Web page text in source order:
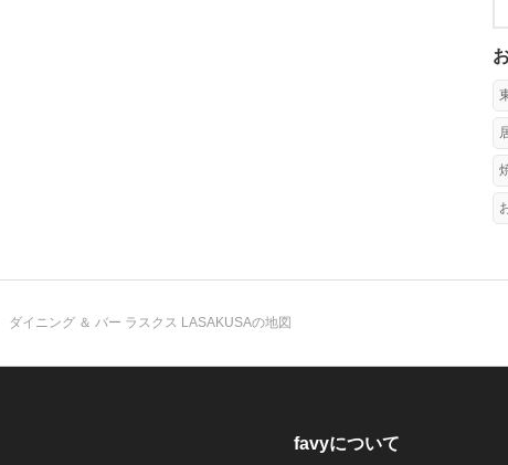
ダイニング ＆ バー ラスクス LASAKUSAの地図
favyについて